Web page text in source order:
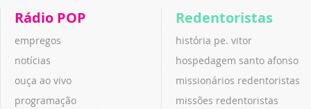
Rádio POP
empregos
notícias
ouça ao vivo
programação
Redentoristas
história pe. vitor
hospedagem santo afonso
missionários redentoristas
missões redentoristas